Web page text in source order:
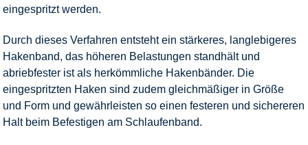
eingespritzt werden.
Durch dieses Verfahren entsteht ein stärkeres, langlebigeres
Hakenband, das höheren Belastungen standhält und
abriebfester ist als herkömmliche Hakenbänder. Die
eingespritzten Haken sind zudem gleichmäßiger in Größe
und Form und gewährleisten so einen festeren und sichereren
Halt beim Befestigen am Schlaufenband.